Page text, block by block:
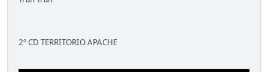
2º CD TERRITORIO APACHE